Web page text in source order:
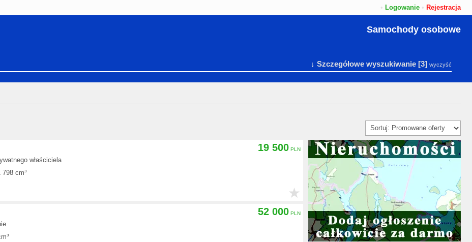
• Logowanie • Rejestracja
Samochody osobowe
↓ Szczegółowe wyszukiwanie[3] wyczyść
właściciela
798 cm³
19 500
★
52 000